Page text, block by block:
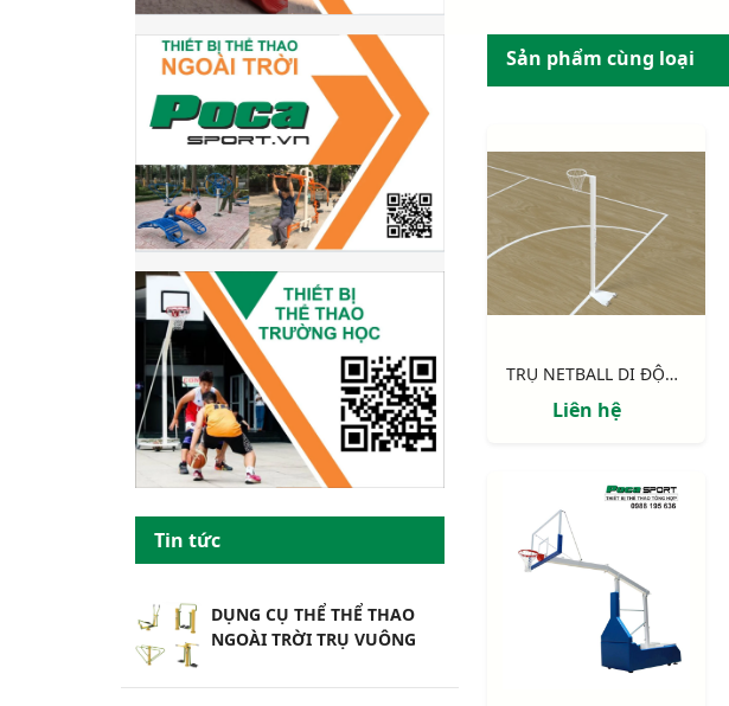
Tin tức
DỤNG CỤ THỂ THỂ THAO
NGOÀI TRỜI TRỤ VUÔNG
Sản phẩm cùng loại
TRỤ NETBALL DI ĐỘNG
Liên hệ